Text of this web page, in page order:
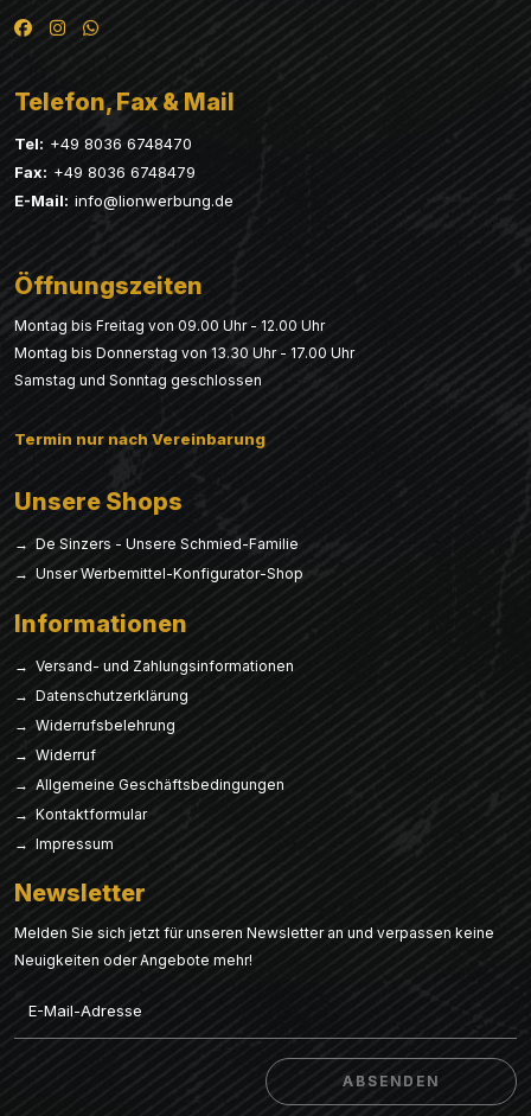
Telefon, Fax & Mail
Tel: +49 8036 6748470
Fax: +49 8036 6748479
E-Mail: info@lionwerbung.de
Öffnungszeiten
Montag bis Freitag von 09.00 Uhr - 12.00 Uhr
Montag bis Donnerstag von 13.30 Uhr - 17.00 Uhr
Samstag und Sonntag geschlossen
Termin nur nach Vereinbarung
Unsere Shops
→ De Sinzers - Unsere Schmied-Familie
→ Unser Werbemittel-Konfigurator-Shop
Informationen
→ Versand- und Zahlungsinformationen
→ Datenschutzerklärung
→ Widerrufsbelehrung
→ Widerruf
→ Allgemeine Geschäftsbedingungen
→ Kontaktformular
→ Impressum
Newsletter
Melden Sie sich jetzt für unseren Newsletter an und verpassen keine
Neuigkeiten oder Angebote mehr!
ABSENDEN
ABSENDEN